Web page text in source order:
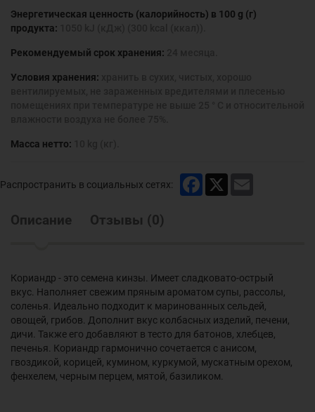
Энергетическая ценность (калорийность) в 100 g (г)
продукта:
Рекомендуемый срок хранения:
Условия хранения:
Масса нетто:
Распространить в социальных сетях: Facebook
Описание Отзывы (0)
Кориандр - это семена кинзы. Имеет сладковато-острый
вкус. Наполняет свежим пряным ароматом супы, рассолы,
соленья. Идеально подходит к маринованных сельдей,
овощей, грибов. Дополнит вкус колбасных изделий, печени,
дичи. Также его добавляют в тесто для батонов, хлебцев,
печенья. Кориандр гармонично сочетается с анисом,
гвоздикой, корицей, кумином, куркумой, мускатным орехом,
фенхелем, черным перцем, мятой, базиликом.